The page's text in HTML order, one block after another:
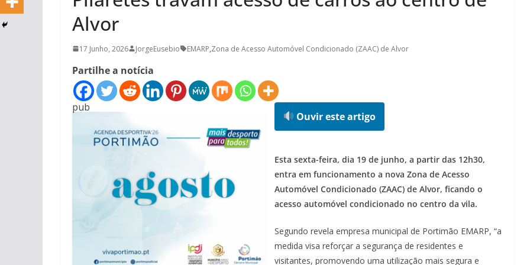
Alvor
17 Junho, 2026 JorgeEusebio EMARP,Zona de Acesso Automóvel Condicionado (ZAAC) de Alvor
Partilhe a notícia
pub
Ouvir este artigo
Esta sexta-feira, dia 19 de junho, a partir das 12h30,
entra em funcionamento a nova Zona de Acesso
Automóvel Condicionado (ZAAC) de Alvor, ficando o
acesso automóvel condicionado no centro da vila.
Segundo revela empresa municipal de Portimão EMARP, “a
medida visa reforçar a segurança de residentes e
visitantes, promovendo uma utilização mais segura e